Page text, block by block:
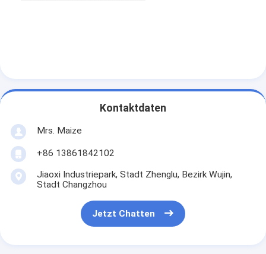
Kontaktdaten
Mrs. Maize
+86 13861842102
Jiaoxi Industriepark, Stadt Zhenglu, Bezirk Wujin,
Stadt Changzhou
Jetzt Chatten